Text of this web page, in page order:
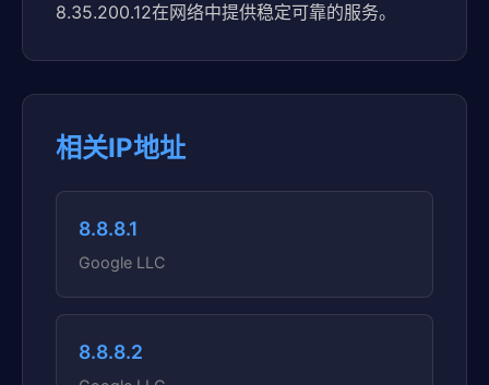
8.35.200.12在网络中提供稳定可靠的服务。
相关IP地址
8.8.8.1
Google LLC
8.8.8.2